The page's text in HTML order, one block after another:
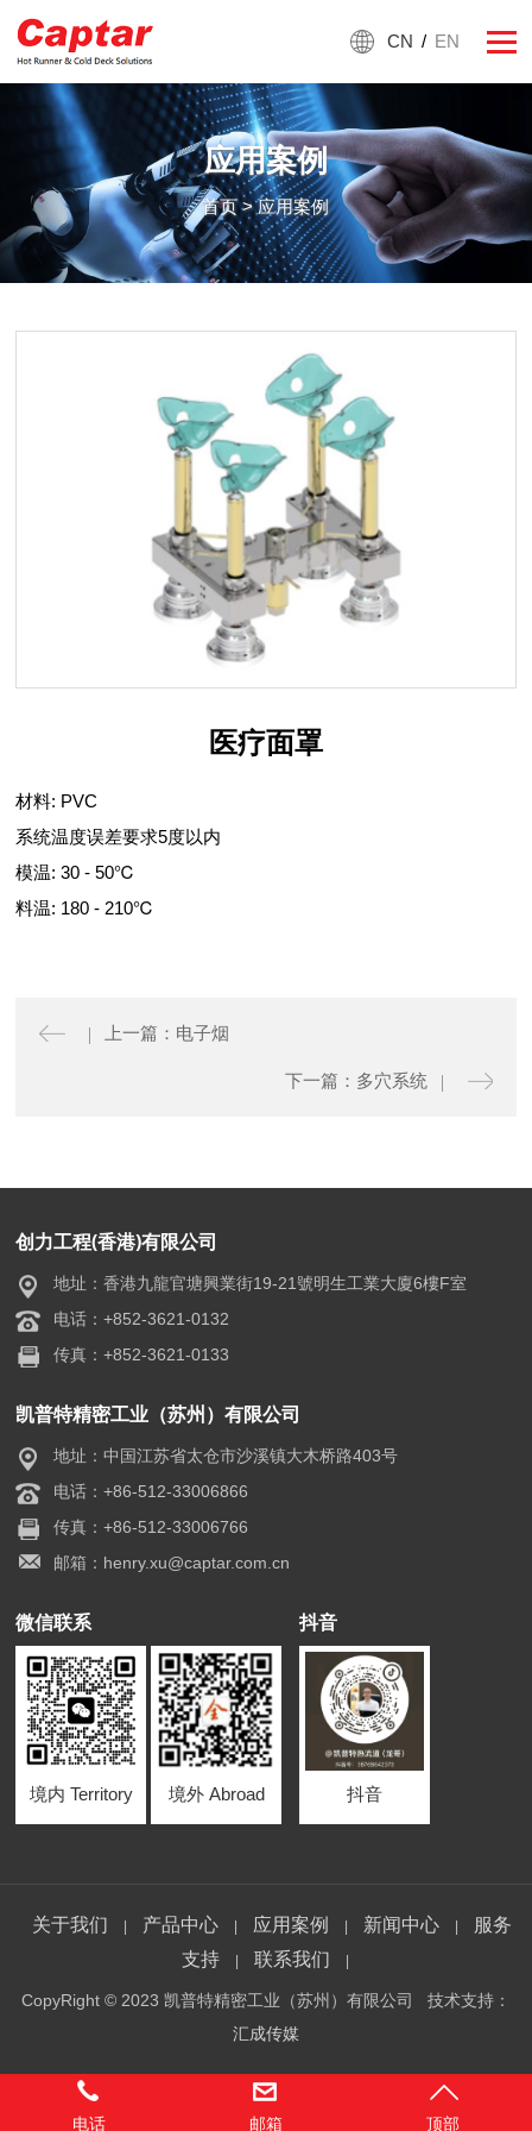
CN / EN
应用案例
首页> 应用案例
医疗面罩
材料: PVC
系统温度误差要求5度以内
模温: 30 - 50℃
料温: 180 - 210℃
上一篇：电子烟
下一篇：多穴系统
创力工程(香港)有限公司
地址：香港九龍官塘興業街19-21號明生工業大廈6樓F室
电话：+852-3621-0132
传真：+852-3621-0133
凯普特精密工业（苏州）有限公司
地址：中国江苏省太仓市沙溪镇大木桥路403号
电话：+86-512-33006866
传真：+86-512-33006766
邮箱：henry.xu@captar.com.cn
微信联系
境内 Territory 境外 Abroad
抖音
抖音
关于我们 产品中心 应用案例 新闻中心
服务
支持
联系我们
CopyRight © 2023 凯普特精密工业（苏州）有限公司 技术支持：
汇成传媒
电话 邮箱 顶部